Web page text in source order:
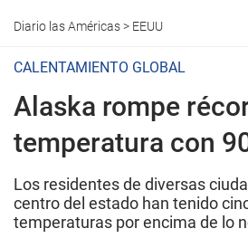
Diario las Américas> EEUU
CALENTAMIENTO GLOBAL
Alaska rompe
temperatura con
Los residentes de diversas
centro del estado han tenido
temperaturas por encima de lo